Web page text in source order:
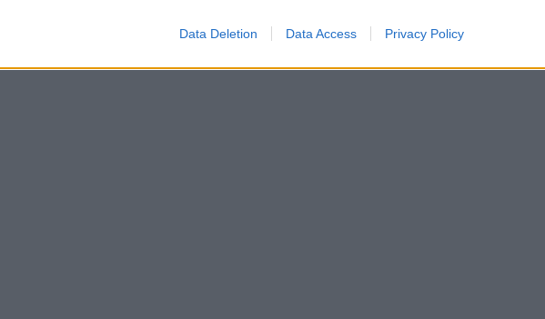
Data Deletion Data Access Privacy Policy